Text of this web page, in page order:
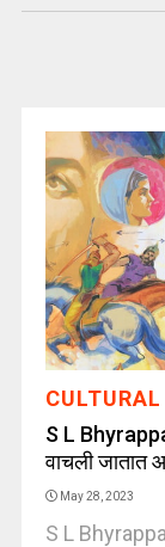
CULTURAL
S L
वाचली जातात
May 28, 2023
S L